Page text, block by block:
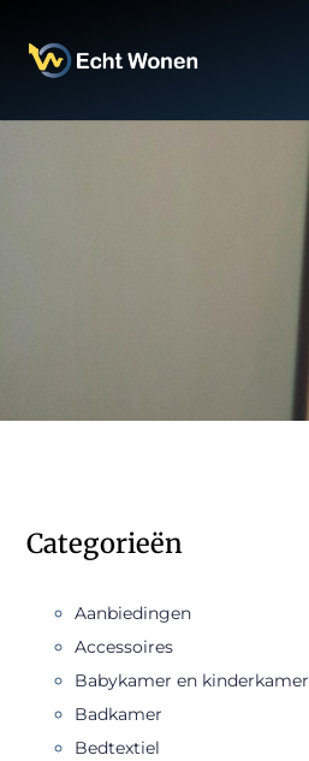
Categorieën
Aanbiedingen
Accessoires
Babykamer en kinderkamer
Badkamer
Bedtextiel